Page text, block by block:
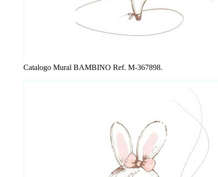
Catalogo Mural BAMBINO Ref. M-367898.